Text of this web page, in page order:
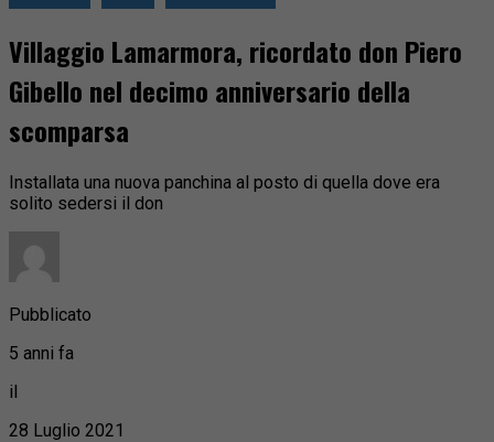
Villaggio Lamarmora, ricordato don Piero
Gibello nel decimo anniversario della
scomparsa
Installata una nuova panchina al posto di quella dove era
solito sedersi il don
Pubblicato
5 anni fa
il
28 Luglio 2021